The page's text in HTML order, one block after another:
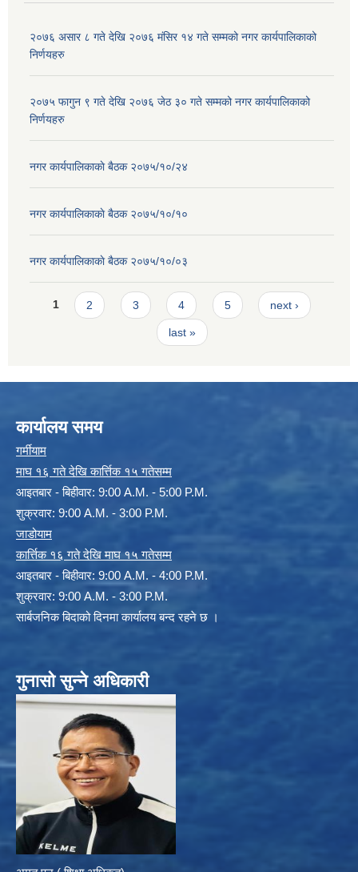
२०७६ असार ८ गते देखि २०७६ मंसिर १४ गते सम्मको नगर कार्यपालिकाको
निर्णयहरु
२०७५ फागुन ९ गते देखि २०७६ जेठ ३० गते सम्मको नगर कार्यपालिकाको
निर्णयहरु
नगर कार्यपालिकाकाे बैठक २०७५/१०/२४
नगर कार्यपालिकाकाे बैठक २०७५/१०/१०
नगर कार्यपालिकाकाे बैठक २०७५/१०/०३
Pages
1 2 3 4 5 next ›
last »
कार्यालय समय
गर्मीयाम
माघ १६ गते देखि कार्त्तिक १५ गतेसम्म
आइतबार - बिहीवार: 9:00 A.M. - 5:00 P.M.
शुक्रवार: 9:00 A.M. - 3:00 P.M.
जाडोयाम
कार्त्तिक १६ गते देखि माघ १५ गतेसम्म
आइतबार - बिहीवार: 9:00 A.M. - 4:00 P.M.
शुक्रवार: 9:00 A.M. - 3:00 P.M.
सार्बजनिक बिदाको दिनमा कार्यालय बन्द रहने छ ।
गुनासो सुन्ने अधिकारी